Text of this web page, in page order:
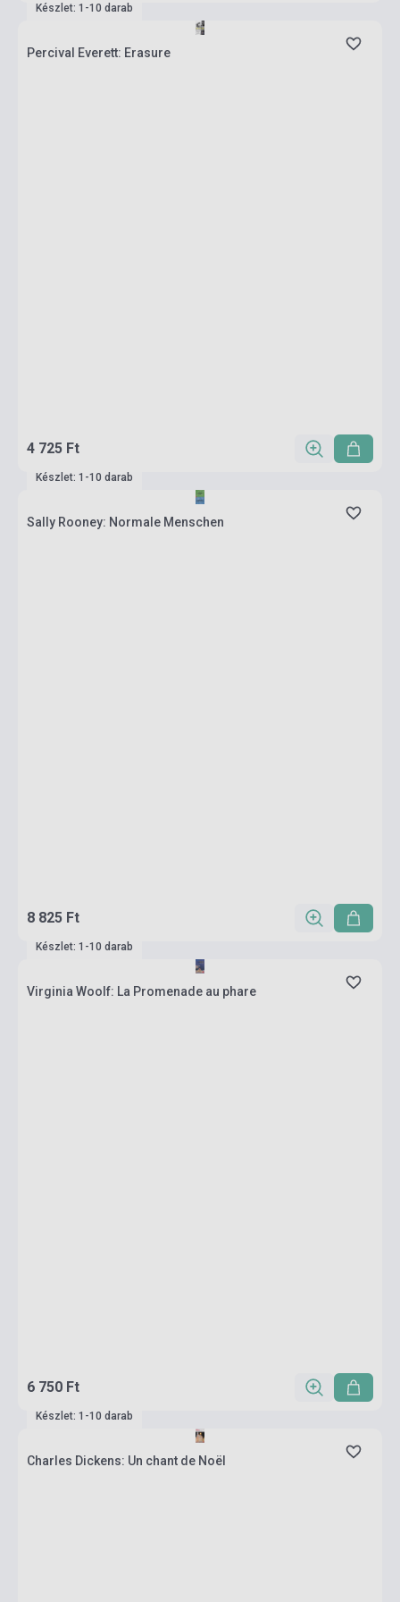
Készlet: 1-10 darab
Percival Everett: Erasure
4 725 Ft
Készlet: 1-10 darab
Sally Rooney: Normale Menschen
8 825 Ft
Készlet: 1-10 darab
Virginia Woolf: La Promenade au phare
6 750 Ft
Készlet: 1-10 darab
Charles Dickens: Un chant de Noël